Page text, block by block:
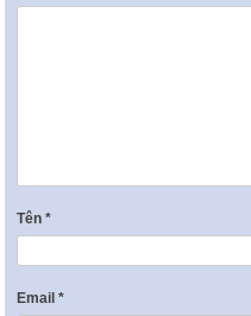
Tên *
Email *